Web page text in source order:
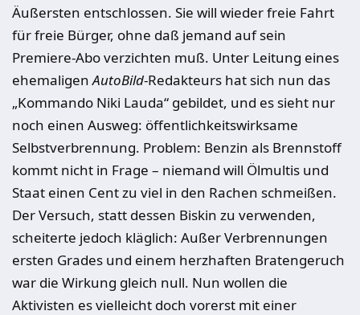
Äußersten entschlossen. Sie will wieder freie Fahrt
für freie Bürger, ohne daß jemand auf sein
Premiere-Abo verzichten muß. Unter Leitung eines
ehemaligenAutoBild-Redakteurs hat sich nun das
„Kommando Niki Lauda“ gebildet, und es sieht nur
noch einen Ausweg: öffentlichkeitswirksame
Selbstverbrennung. Problem: Benzin als Brennstoff
kommt nicht in Frage – niemand will Ölmultis und
Staat einen Cent zu viel in den Rachen schmeißen.
Der Versuch, statt dessen Biskin zu verwenden,
scheiterte jedoch kläglich: Außer Verbrennungen
ersten Grades und einem herzhaften Bratengeruch
war die Wirkung gleich null. Nun wollen die
Aktivisten es vielleicht doch vorerst mit einer